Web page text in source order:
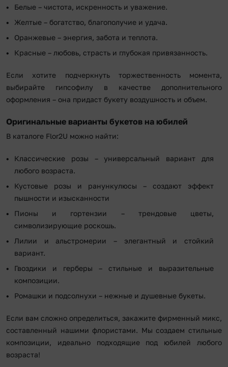
Белые – чистота, искренность и уважение.
Желтые – богатство, благополучие и удача.
Оранжевые – энергия, забота и теплота.
Красные – любовь, страсть и глубокая привязанность.
Если хотите подчеркнуть торжественность момента,
выбирайте гипсофилу в качестве дополнительного
оформления – она придаст букету воздушность и объем.
Оригинальные варианты букетов на юбилей
В каталоге Flor2U можно найти:
Классические розы – универсальный вариант для
любого возраста.
Кустовые розы и ранункулюсы – создают эффект
пышности и изысканности
Пионы и гортензии – трендовые цветы,
символизирующие роскошь.
Лилии и альстромерии – элегантный и стойкий
вариант.
Гвоздики и герберы – стильные и выразительные
композиции.
Ромашки и подсолнухи – нежные и душевные букеты.
Если вам сложно определиться, закажите фирменный микс,
составленный нашими флористами. Мы создаем стильные
композиции, идеально подходящие под юбилей любого
возраста!